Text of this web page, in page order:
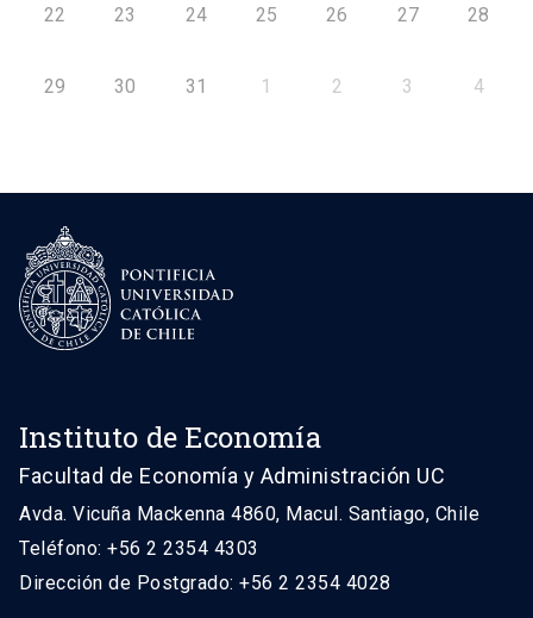
22 23 24 25 26 27 28
29 30 31 1 2 3 4
Instituto de Economía
Facultad de Economía y Administración UC
Avda. Vicuña Mackenna 4860, Macul. Santiago, Chile
Teléfono: +56 2 2354 4303
Dirección de Postgrado: +56 2 2354 4028